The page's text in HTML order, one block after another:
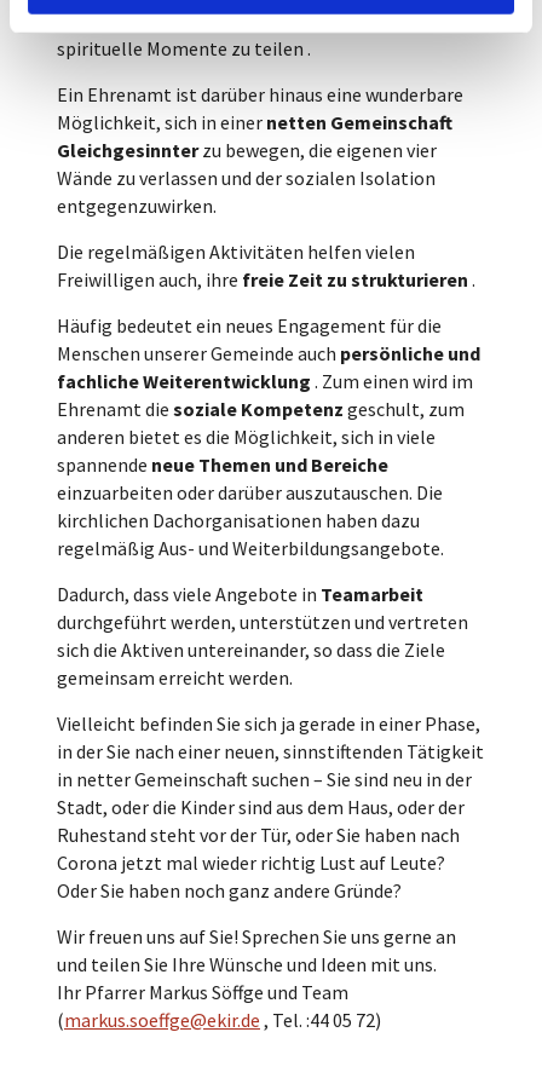
gibt außerdem viele schöne Möglichkeiten,
spirituelle Momente zu teilen .
Ein Ehrenamt ist darüber hinaus eine wunderbare
Möglichkeit, sich in einer netten Gemeinschaft
Gleichgesinnterzu bewegen, die eigenen vier
Wände zu verlassen und der sozialen Isolation
entgegenzuwirken.
Die regelmäßigen Aktivitäten helfen vielen
Freiwilligen auch, ihre freie Zeit zu strukturieren .
Häufig bedeutet ein neues Engagement für die
Menschen unserer Gemeinde auch persönliche und
fachliche Weiterentwicklung . Zum einen wird im
Ehrenamt die soziale Kompetenz geschult, zum
anderen bietet es die Möglichkeit, sich in viele
spannende neue Themen und Bereiche
einzuarbeiten oder darüber auszutauschen. Die
kirchlichen Dachorganisationen haben dazu
regelmäßig Aus- und Weiterbildungsangebote.
Dadurch, dass viele Angebote in Teamarbeit
durchgeführt werden, unterstützen und vertreten
sich die Aktiven untereinander, so dass die Ziele
gemeinsam erreicht werden.
Vielleicht befinden Sie sich ja gerade in einer Phase,
in der Sie nach einer neuen, sinnstiftenden Tätigkeit
in netter Gemeinschaft suchen – Sie sind neu in der
Stadt, oder die Kinder sind aus dem Haus, oder der
Ruhestand steht vor der Tür, oder Sie haben nach
Corona jetzt mal wieder richtig Lust auf Leute?
Oder Sie haben noch ganz andere Gründe?
Wir freuen uns auf Sie! Sprechen Sie uns gerne an
und teilen Sie Ihre Wünsche und Ideen mit uns.
Ihr Pfarrer Markus Söffge und Team
(markus.soeffge@ekir.de , Tel. :44 05 72)